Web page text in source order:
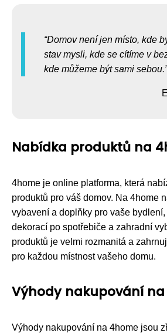
Domov není jen místo, kde
stav mysli, kde se cítíme v
kde můžeme být sami sebou.
Nabídka produktů na
4home je online platforma, která
produktů pro váš domov. Na 4home
vybavení a doplňky pro vaše
dekorací po spotřebiče a zahradní
produktů je velmi rozmanitá a
pro každou místnost vašeho domu.
Výhody nakupování
Výhody nakupování na 4home jsou